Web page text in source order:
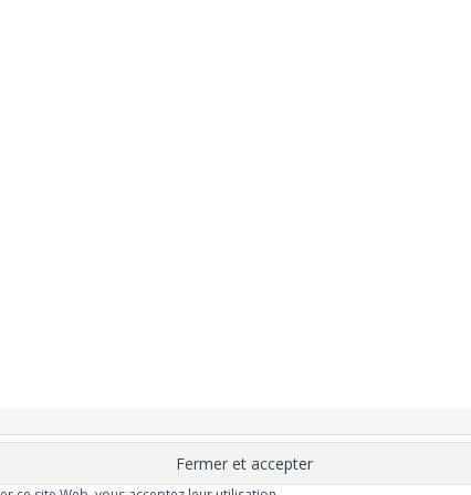
Moins de dépression Meilleur odorat Meilleur goût